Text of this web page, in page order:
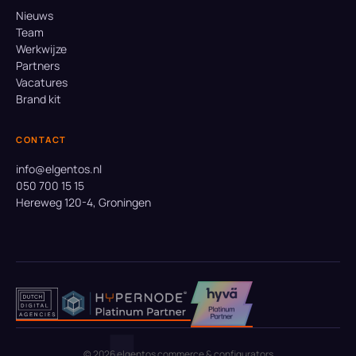
Nieuws
Team
Werkwijze
Partners
Vacatures
Brand kit
CONTACT
info@elgentos.nl
050 700 15 15
Hereweg 120-4, Groningen